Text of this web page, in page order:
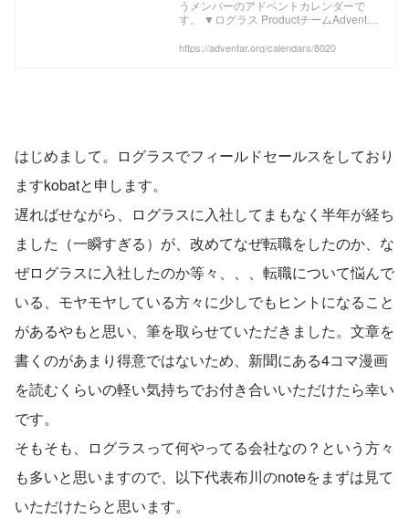
うメンバーのアドベントカレンダーで
す。 ▼ログラス ProductチームAdvent
https://qiita.com/advent-
https://adventar.org/calendars/8020
はじめまして。ログラスでフィールドセールスをしており
ますkobatと申します。
遅ればせながら、ログラスに入社してまもなく半年が経ち
ました（一瞬すぎる）が、改めてなぜ転職をしたのか、な
ぜログラスに入社したのか等々、、、転職について悩んで
いる、モヤモヤしている方々に少しでもヒントになること
があるやもと思い、筆を取らせていただきました。文章を
書くのがあまり得意ではないため、新聞にある4コマ漫画
を読むくらいの軽い気持ちでお付き合いいただけたら幸い
です。
そもそも、ログラスって何やってる会社なの？という方々
も多いと思いますので、以下代表布川のnoteをまずは見て
いただけたらと思います。